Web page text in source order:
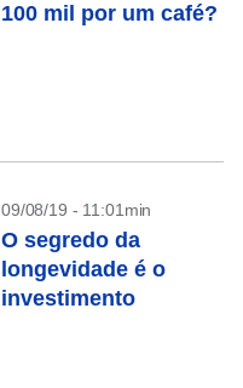
100 mil por um café?
09/08/19 - 11:01min
O segredo da
longevidade é o
investimento